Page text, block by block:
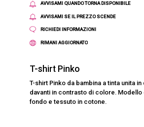
AVVISAMI QUANDO TORNA DISPONIBILE
AVVISAMI SE IL PREZZO SCENDE
RICHIEDI INFORMAZIONI
RIMANI AGGIORNATO
T-shirt Pinko
T-shirt Pinko da bambina a tinta unita
davanti in contrasto di colore.
fondo e tessuto in cotone.